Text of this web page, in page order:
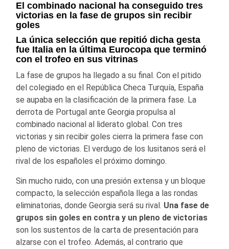
El combinado nacional ha conseguido tres
victorias en la fase de grupos sin recibir
goles
La única selección que repitió dicha gesta
fue Italia en la última Eurocopa que terminó
con el trofeo en sus vitrinas
La fase de grupos ha llegado a su final. Con el pitido
del colegiado en el República Checa Turquía, España
se aupaba en la clasificación de la primera fase. La
derrota de Portugal ante Georgia propulsa al
combinado nacional al liderato global. Con tres
victorias y sin recibir goles cierra la primera fase con
pleno de victorias. El verdugo de los lusitanos será el
rival de los españoles el próximo domingo.
Sin mucho ruido, con una presión extensa y un bloque
compacto, la selección española llega a las rondas
eliminatorias, donde Georgia será su rival. Una fase de
grupos sin goles en contra y un pleno de victorias
son los sustentos de la carta de presentación para
alzarse con el trofeo. Además, al contrario que